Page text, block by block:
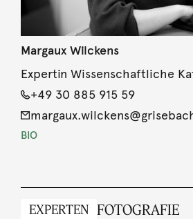
Margaux Wilckens
Expertin Wissenschaftliche
+49 30 885 915 59
BIO
EXPERTEN FOTOGRAFIE